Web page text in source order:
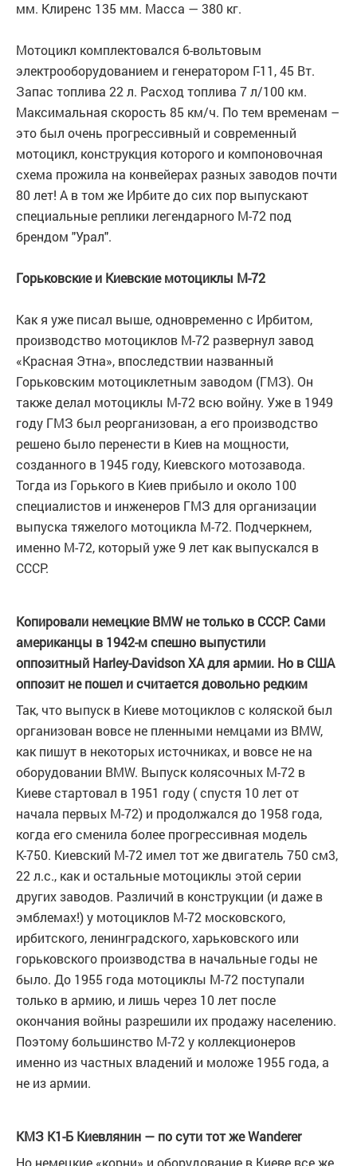
мм. Клиренс 135 мм. Масса — 380 кг.
Мотоцикл комплектовался 6-вольтовым
электрооборудованием и генератором Г-11, 45 Вт.
Запас топлива 22 л. Расход топлива 7 л/100 км.
Максимальная скорость 85 км/ч. По тем временам –
это был очень прогрессивный и современный
мотоцикл, конструкция которого и компоновочная
схема прожила на конвейерах разных заводов почти
80 лет! А в том же Ирбите до сих пор выпускают
специальные реплики легендарного М-72 под
брендом "Урал".
Горьковские и Киевские мотоциклы М-72
Как я уже писал выше, одновременно с Ирбитом,
производство мотоциклов М-72 развернул завод
«Красная Этна», впоследствии названный
Горьковским мотоциклетным заводом (ГМЗ). Он
также делал мотоциклы М-72 всю войну. Уже в 1949
году ГМЗ был реорганизован, а его производство
решено было перенести в Киев на мощности,
созданного в 1945 году, Киевского мотозавода.
Тогда из Горького в Киев прибыло и около 100
специалистов и инженеров ГМЗ для организации
выпуска тяжелого мотоцикла М-72. Подчеркнем,
именно М-72, который уже 9 лет как выпускался в
СССР.
Копировали немецкие BMW не только в СССР. Сами
американцы в 1942-м спешно выпустили
оппозитный Harley-Davidson XA для армии. Но в США
оппозит не пошел и считается довольно редким
Так, что выпуск в Киеве мотоциклов с коляской был
организован вовсе не пленными немцами из BMW,
как пишут в некоторых источниках, и вовсе не на
оборудовании BMW. Выпуск колясочных М-72 в
Киеве стартовал в 1951 году ( спустя 10 лет от
начала первых М-72) и продолжался до 1958 года,
когда его сменила более прогрессивная модель
К-750. Киевский М-72 имел тот же двигатель 750 см3,
22 л.с., как и остальные мотоциклы этой серии
других заводов. Различий в конструкции (и даже в
эмблемах!) у мотоциклов М-72 московского,
ирбитского, ленинградского, харьковского или
горьковского производства в начальные годы не
было. До 1955 года мотоциклы М-72 поступали
только в армию, и лишь через 10 лет после
окончания войны разрешили их продажу населению.
Поэтому большинство М-72 у коллекционеров
именно из частных владений и моложе 1955 года, а
не из армии.
КМЗ К1-Б Киевлянин — по сути тот же Wanderer
Но немецкие «корни» и оборудование в Киеве все же